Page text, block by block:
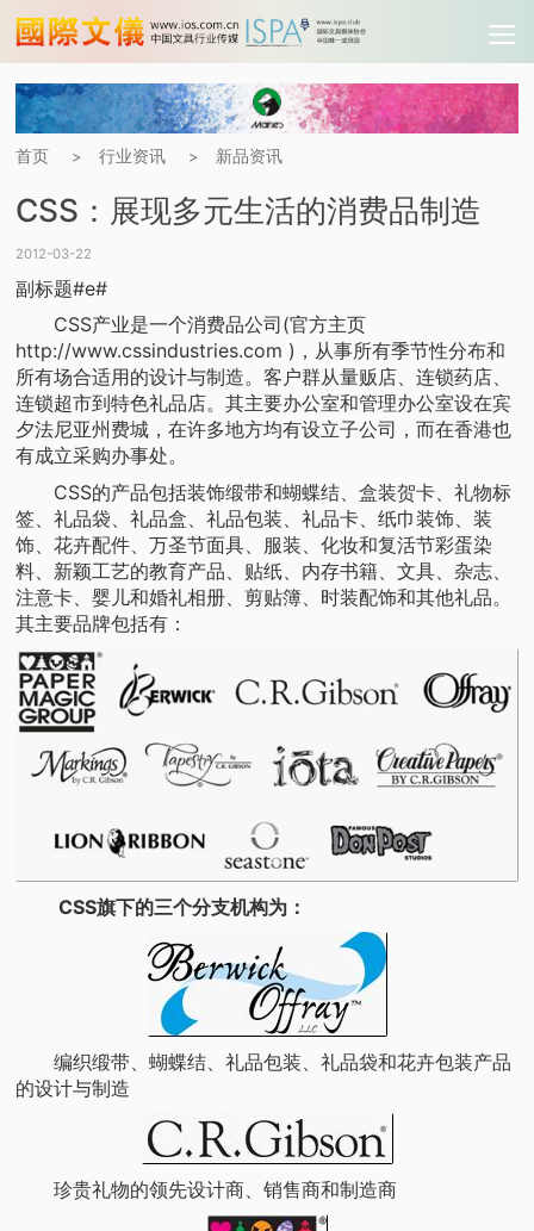
首页 > 行业资讯 > 新品资讯
CSS：展现多元生活的消费品制造
2012-03-22
副标题#e#
CSS产业是一个消费品公司(官方主页
http://www.cssindustries.com )，从事所有季节性分布和
所有场合适用的设计与制造。客户群从量贩店、连锁药店、
连锁超市到特色礼品店。其主要办公室和管理办公室设在宾
夕法尼亚州费城，在许多地方均有设立子公司，而在香港也
有成立采购办事处。
CSS的产品包括装饰缎带和蝴蝶结、盒装贺卡、礼物标
签、礼品袋、礼品盒、礼品包装、礼品卡、纸巾装饰、装
饰、花卉配件、万圣节面具、服装、化妆和复活节彩蛋染
料、新颖工艺的教育产品、贴纸、内存书籍、文具、杂志、
注意卡、婴儿和婚礼相册、剪贴簿、时装配饰和其他礼品。
其主要品牌包括有：
CSS旗下的三个分支机构为：
编织缎带、蝴蝶结、礼品包装、礼品袋和花卉包装产品
的设计与制造
珍贵礼物的领先设计商、销售商和制造商